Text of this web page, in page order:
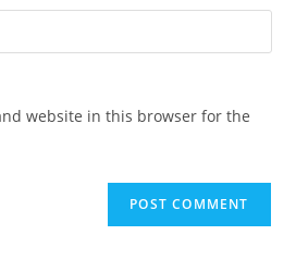
website in this browser for the